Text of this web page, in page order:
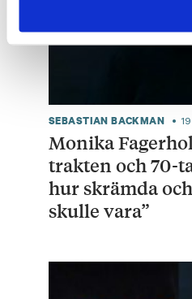
SEBASTIAN BACKMAN
Monika
trakten och 70-
hur skrämda
skulle vara”